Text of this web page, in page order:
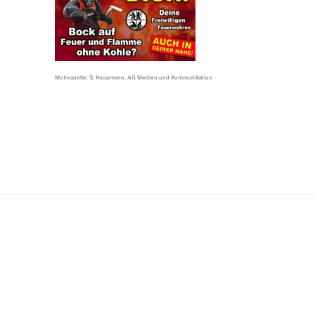
Motivquelle: S. Koopmann, AG Medien und Kommunikation